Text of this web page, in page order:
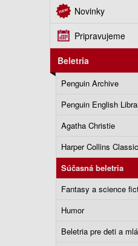
Novinky
Pripravujeme
Beletria
Penguin Archive
Penguin English
Agatha Christie
Harper Collins
Súčasná beletria
Fantasy a science
Humor
Beletria pre deti a